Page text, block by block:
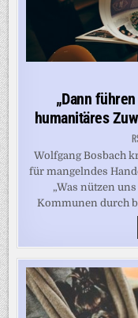
„Dann
humanitäres
Wolfgang Bosbach
für mangelndes
„Was nützen
Kommunen durch